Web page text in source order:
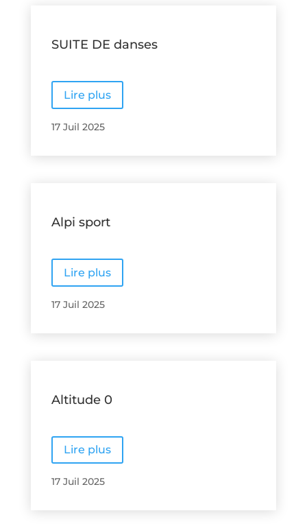
SUITE DE danses
Lire plus
17 Juil 2025
Alpi sport
Lire plus
17 Juil 2025
Altitude 0
Lire plus
17 Juil 2025